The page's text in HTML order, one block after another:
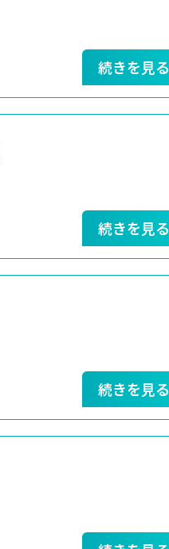
続きを見る
続きを見る
続きを見る